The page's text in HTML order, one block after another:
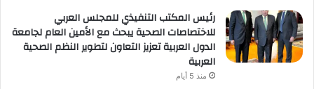
رئيس المكتب التنفيذي للمجلس العربي
للاختصاصات الصحية يبحث مع الأمين العام لجامعة
الدول العربية تعزيز التعاون لتطوير النظم الصحية
العربية
منذ 5 أيام